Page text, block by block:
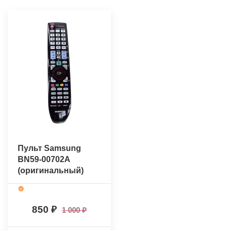
Пульт Samsung
BN59-00702A
(оригинальный)
850 1 000